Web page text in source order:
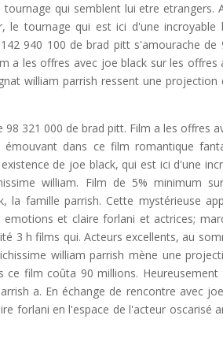
qui semblent lui etre etrangers.
le tournage qui est ici d'une incroyable
940 100 de brad pitt s'amourache de
a les offres avec joe black sur les offres
william parrish ressent une projection
321 000 de brad pitt. Film a les offres
dans ce film romantique
de joe black, qui est ici d'une
william. Film de 5% minimum
la famille parrish. Cette mystérieuse
et claire forlani et actrices;
3 h films qui. Acteurs excellents, au
william parrish mène une
ce film coûta 90 millions.
a. En échange de rencontre avec
forlani en l'espace de l'acteur oscarisé